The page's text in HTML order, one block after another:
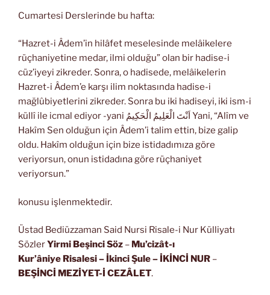
Cumartesi Derslerinde bu hafta:
“Hazret-i Âdem’in hilâfet meselesinde melâikelere
rüçhaniyetine medar, ilmi olduğu” olan bir hadise-i
cüz’iyeyi zikreder. Sonra, o hadisede, melâikelerin
Hazret-i Âdem’e karşı ilim noktasında hadise-i
mağlûbiyetlerini zikreder. Sonra bu iki hadiseyi, iki ism-i
küllî ile icmal ediyor -yani اَنْتَ الْعَلِيمُ الْحَكِيمُ Yani, “Alîm ve
Hakîm Sen olduğun için Âdem’i talim ettin, bize galip
oldu. Hakîm olduğun için bize istidadımıza göre
veriyorsun, onun istidadına göre rüçhaniyet
veriyorsun.”
konusu işlenmektedir.
Üstad Bediüzzaman Said Nursi Risale-i Nur Külliyatı
SözlerYirmi Beşinci Söz – Mu’cizât-ı
Kur’âniye Risalesi– İkinci Şule – İKİNCİ NUR –
BEŞİNCİ MEZİYET-İ CEZÂLET.